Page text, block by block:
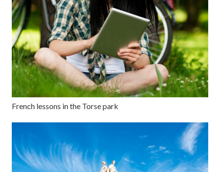
French lessons in the Torse park